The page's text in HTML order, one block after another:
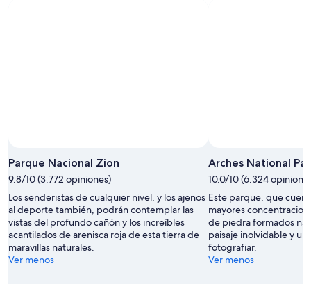
Parque Nacional Zion
9.8/10 (3.772 opiniones)
Los senderistas de cualquier nivel, y los ajenos
al deporte también, podrán contemplar las
vistas del profundo cañón y los increíbles
acantilados de arenisca roja de esta tierra de
maravillas naturales.
Ver menos
Arches National
10.0/10 (6.324
Este parque, que
mayores
de piedra formados
paisaje inolvidable y
fotografiar.
Ver menos